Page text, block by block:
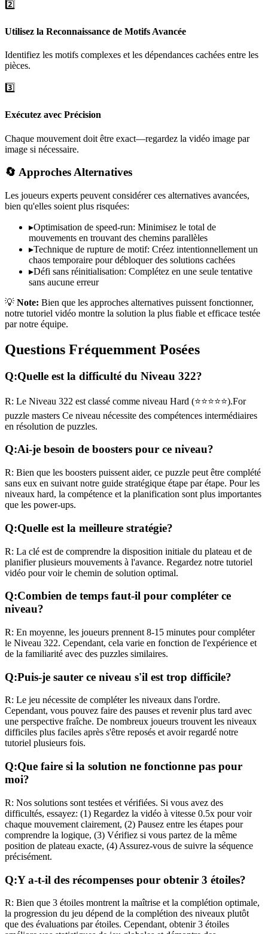
2️⃣
Utilisez la Reconnaissance de Motifs Avancée
Identifiez les motifs complexes et les dépendances cachées entre les
pièces.
3️⃣
Exécutez avec Précision
Chaque mouvement doit être exact—regardez la vidéo image par
image si nécessaire.
🔄 Approches Alternatives
Les joueurs experts peuvent considérer ces alternatives avancées,
bien qu'elles soient plus risquées:
▸Optimisation de speed-run: Minimisez le total de
mouvements en trouvant des chemins parallèles
▸Technique de rupture de motif: Créez intentionnellement un
chaos temporaire pour débloquer des solutions cachées
▸Défi sans réinitialisation: Complétez en une seule tentative
sans aucune erreur
💡 Note: Bien que les approches alternatives puissent fonctionner,
notre tutoriel vidéo montre la solution la plus fiable et efficace testée
par notre équipe.
Questions Fréquemment Posées
Q:Quelle est la difficulté du Niveau 322?
R: Le Niveau 322 est classé comme niveau Hard (⭐⭐⭐⭐⭐).For
puzzle masters Ce niveau nécessite des compétences intermédiaires
en résolution de puzzles.
Q:Ai-je besoin de boosters pour ce niveau?
R: Bien que les boosters puissent aider, ce puzzle peut être complété
sans eux en suivant notre guide stratégique étape par étape. Pour les
niveaux hard, la compétence et la planification sont plus importantes
que les power-ups.
Q:Quelle est la meilleure stratégie?
R: La clé est de comprendre la disposition initiale du plateau et de
planifier plusieurs mouvements à l'avance. Regardez notre tutoriel
vidéo pour voir le chemin de solution optimal.
Q:Combien de temps faut-il pour compléter ce
niveau?
R: En moyenne, les joueurs prennent 8-15 minutes pour compléter
le Niveau 322. Cependant, cela varie en fonction de l'expérience et
de la familiarité avec des puzzles similaires.
Q:Puis-je sauter ce niveau s'il est trop difficile?
R: Le jeu nécessite de compléter les niveaux dans l'ordre.
Cependant, vous pouvez faire des pauses et revenir plus tard avec
une perspective fraîche. De nombreux joueurs trouvent les niveaux
difficiles plus faciles après s'être reposés et avoir regardé notre
tutoriel plusieurs fois.
Q:Que faire si la solution ne fonctionne pas pour
moi?
R: Nos solutions sont testées et vérifiées. Si vous avez des
difficultés, essayez: (1) Regardez la vidéo à vitesse 0.5x pour voir
chaque mouvement clairement, (2) Pausez entre les étapes pour
comprendre la logique, (3) Vérifiez si vous partez de la même
position de plateau exacte, (4) Assurez-vous de suivre la séquence
précisément.
Q:Y a-t-il des récompenses pour obtenir 3 étoiles?
R: Bien que 3 étoiles montrent la maîtrise et la complétion optimale,
la progression du jeu dépend de la complétion des niveaux plutôt
que des évaluations par étoiles. Cependant, obtenir 3 étoiles